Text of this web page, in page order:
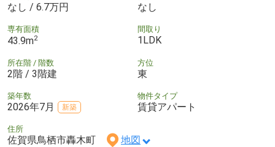
なし / 6.7万円 なし
専有面積
43.9m2
間取り
1LDK
所在階 / 階数
2階 / 3階建
方位
東
築年数
2026年7月 新築
物件タイプ
賃貸アパート
住所
佐賀県鳥栖市轟木町 地図